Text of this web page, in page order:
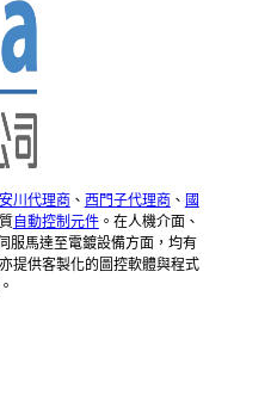
安川代理商、 西門子代理商、 國
自動控制元件。在人機介面、
服馬達至電鍍設備方面，均有
提供客製化的圖控軟體與程式